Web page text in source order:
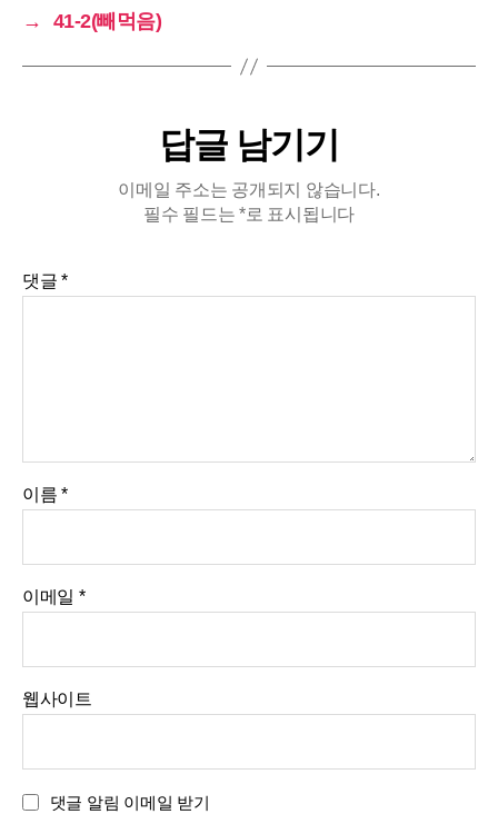
런치20/15*361사건운동(중량(kg)/횟수 or 기타)스쿼
그 스쿼트/12*3싱글 레그 데드리프트6/15*3리버스
프레스10/1530/1540/135/735/5덤벨 프레스10/15*3
케이블 크로스 오버35/15*3푸쉬 업8번칸/12*3라잉
트라이셉트…
→
41-2(빼먹음)
답글 남기기
이메일 주소는 공개되지 않습니다.
필수 필드는*로 표시됩니다
댓글*
이름*
이메일 *
웹사이트
댓글 알림 이메일 받기